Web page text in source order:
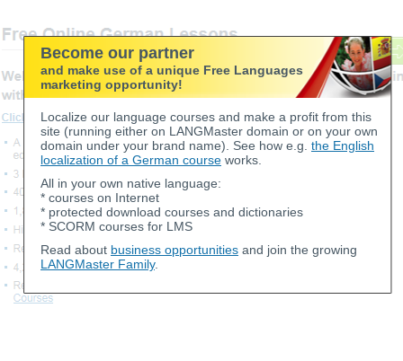
Become our partner
and make use of a unique Free Languages
marketing opportunity!
Localize our language courses and make a profit from this
site (running either on LANGMaster domain or on your own
domain under your brand name). See how e.g. the English
localization of a German course works.
All in your own native language:
* courses on Internet
* protected download courses and dictionaries
* SCORM courses for LMS
Read about business opportunities and join the growing
LANGMaster Family.